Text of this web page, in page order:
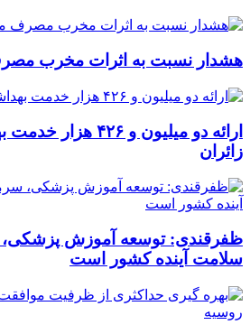
هشدار نسبت به اثرات مخرب
ارائه دو میلیون و
زائران
ظفرقندی: توسعه آموزش پزشکی،
سلامت آینده کشور است